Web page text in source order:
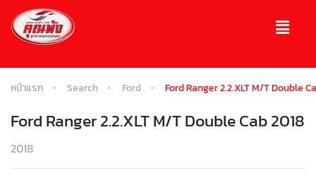
หน้าแรก Search Ford Ford Ranger 2.2.XLT M/T Double
Ford Ranger 2.2.XLT M/T Double Cab 2018
2018